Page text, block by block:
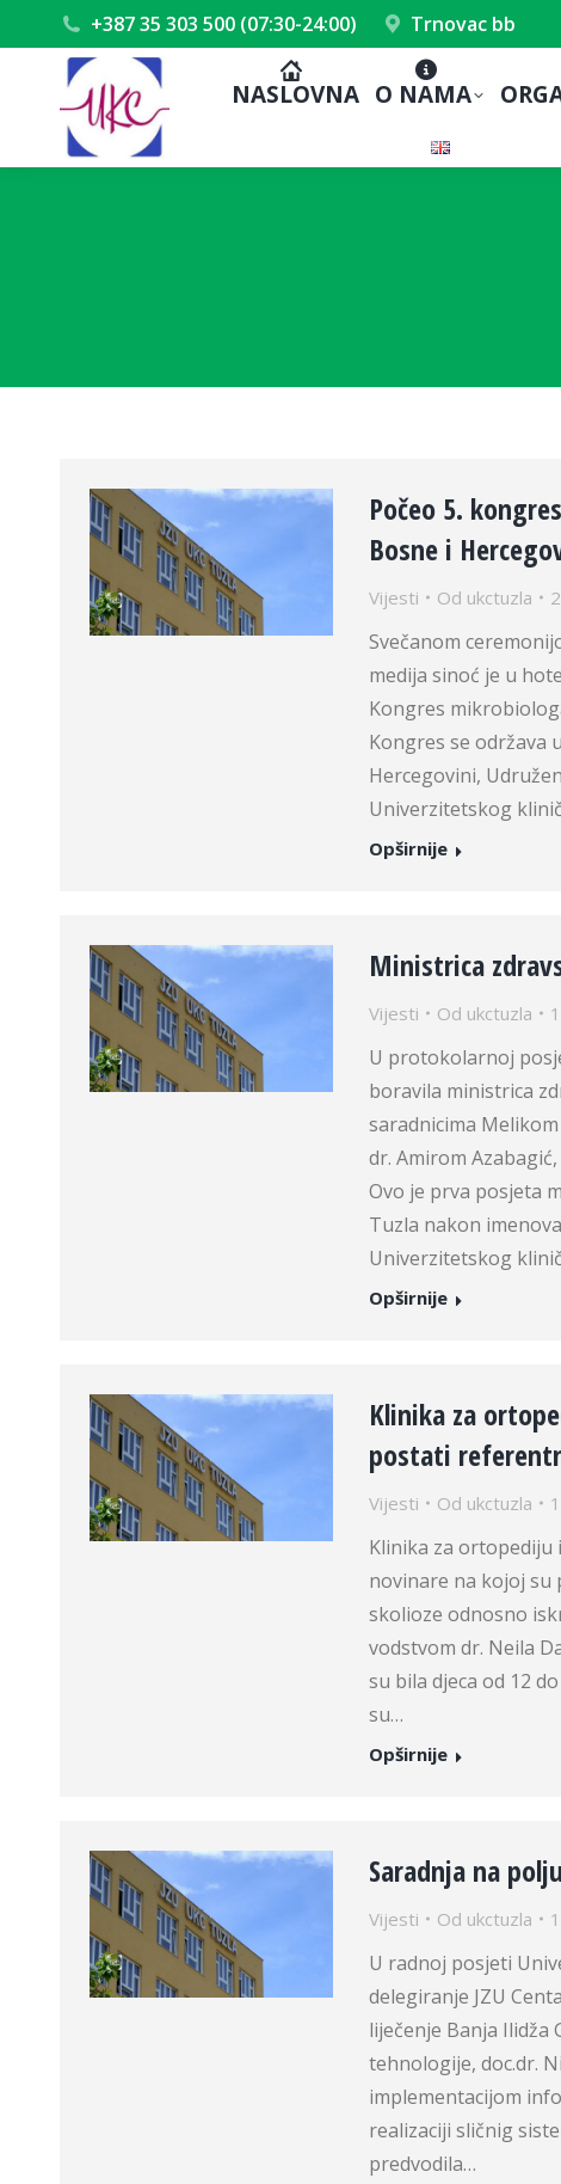
+387 35 303 500 (07:30-24:00) Trnovac bb
NASLOVNA O NAMA
Počeo 5.
Bosne i
Vijesti Od ukctuzla
Svečanom
medija sinoć je u
Kongres
Kongres se održava
Hercegovini,
Univerzitetskog
Opširnije
Ministrica
Vijesti Od ukctuzla
U protokolarnoj
boravila ministrica
saradnicima
dr. Amirom
Ovo je prva posjeta
Tuzla nakon
Univerzitetskog
Opširnije
Klinika za
postati
Vijesti Od ukctuzla
Klinika za ortopediju
novinare na kojoj su
skolioze odnosno
vodstvom dr. Neila
su bila djeca od 12
su…
Opširnije
Saradnja na
Vijesti Od ukctuzla
U radnoj posjeti
delegiranje JZU
liječenje Banja Ilidža
tehnologije, doc.dr.
implementacijom
realizaciji sličnig
predvodila…